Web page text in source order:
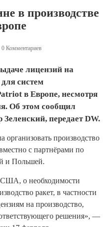
в производстве
0 Комментариев
лицензий на
систем
в Европе, несмотря
Об этом сообщил
передает DW.
организовать производство
с партнёрами по
и Польшей.
США, о необходимости
ракет, в частности
на производство,
решения», —